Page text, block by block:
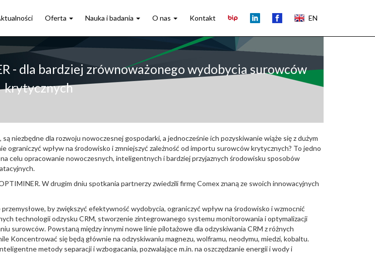
Oferta Nauka i badania O nas Kontakt EN
- dla bardziej zrównoważonego wydobycia surowców
krytycznych
niezbędne dla rozwoju nowoczesnej gospodarki, a jednocześnie ich pozyskiwanie wiąże się z dużym
ograniczyć wpływ na środowisko i zmniejszyć zależność od importu surowców krytycznych? To jedno
celu opracowanie nowoczesnych, inteligentnych i bardziej przyjaznych środowisku sposobów
W drugim dniu spotkania partnerzy zwiedzili firmę Comex znaną ze swoich innowacyjnych
by zwiększyć efektywność wydobycia, ograniczyć wpływ na środowisko i wzmocnić
technologii odzysku CRM, stworzenie zintegrowanego systemu monitorowania i optymalizacji
surowców. Powstaną między innymi nowe linie pilotażowe dla odzyskiwania CRM z różnych
Koncentrować się będą głównie na odzyskiwaniu magnezu, wolframu, neodymu, miedzi, kobaltu.
metody separacji i wzbogacania, pozwalające m.in. na oszczędzanie energii i wody i